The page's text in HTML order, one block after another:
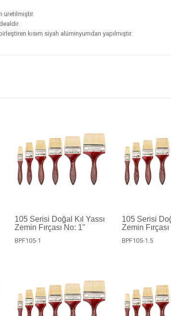
üretilmiştir.
kısım siyah alüminyumdan yapılmıştır.
105 Serisi Doğal Kıl Yassı
Zemin Fırçası No: 1"
BPF105-1
105 Serisi
Zemin
BPF105-1.5